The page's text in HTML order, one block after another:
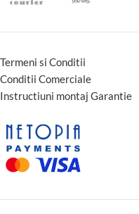
Termeni si Conditii
Conditii Comerciale
Instructiuni montaj Garantie